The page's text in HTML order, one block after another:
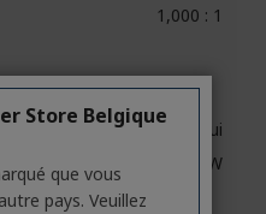
1,000 : 1
Oui
1 x 5 W
Store Belgique
que vous
pays. Veuillez